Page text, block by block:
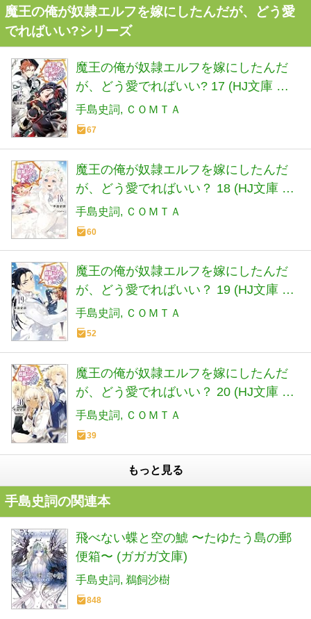
魔王の俺が奴隷エルフを嫁にしたんだが、どう愛
でればいい?シリーズ
魔王の俺が奴隷エルフを嫁にしたんだ
が、どう愛でればいい? 17 (HJ文庫 て
02-01-17)
手島史詞 ＣＯＭＴＡ
67
魔王の俺が奴隷エルフを嫁にしたんだ
が、どう愛でればいい？ 18 (HJ文庫 て
02-01-18)
手島史詞 ＣＯＭＴＡ
60
魔王の俺が奴隷エルフを嫁にしたんだ
が、どう愛でればいい？ 19 (HJ文庫 て
02-01-19)
手島史詞 ＣＯＭＴＡ
52
魔王の俺が奴隷エルフを嫁にしたんだ
が、どう愛でればいい？ 20 (HJ文庫 て
02-01-20)
手島史詞 ＣＯＭＴＡ
39
もっと見る
手島史詞の関連本
飛べない蝶と空の鯱 〜たゆたう島の郵
便箱〜 (ガガガ文庫)
手島史詞 鵜飼沙樹
848